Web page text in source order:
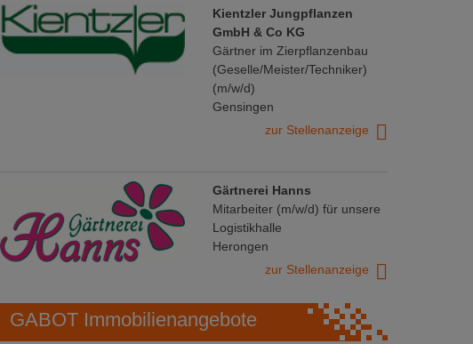
Kientzler Jungpflanzen
GmbH & Co KG
Gärtner im Zierpflanzenbau
(Geselle/Meister/Techniker)
(m/w/d)
Gensingen
zur Stellenanzeige
Gärtnerei Hanns
Mitarbeiter (m/w/d) für unsere
Logistikhalle
Herongen
zur Stellenanzeige
GABOT Immobilienangebote